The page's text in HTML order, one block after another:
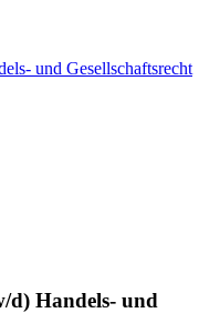
und Gesellschaftsrecht
d) Handels- und